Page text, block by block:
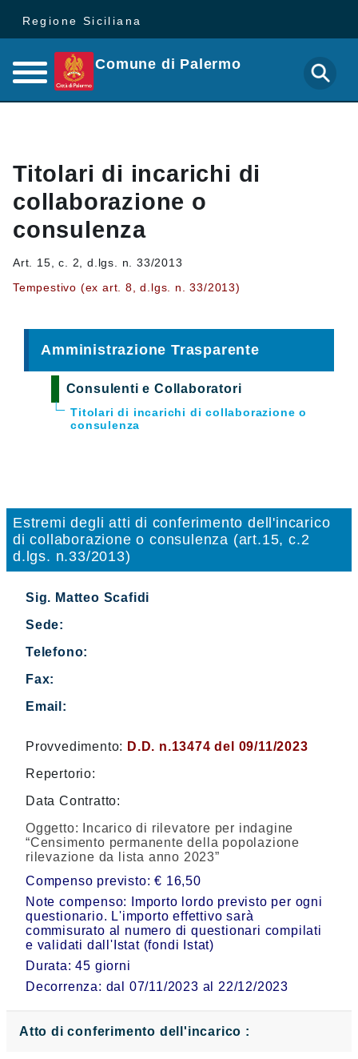
Regione Siciliana
Comune di Palermo
Titolari di incarichi di
collaborazione o
consulenza
Art. 15, c. 2, d.lgs. n. 33/2013
Tempestivo (ex art. 8, d.lgs. n. 33/2013)
Amministrazione Trasparente
Consulenti e Collaboratori
Titolari di incarichi di collaborazione o
consulenza
Estremi degli atti di conferimento dell'incarico
di collaborazione o consulenza (art.15, c.2
d.lgs. n.33/2013)
Sig. Matteo Scafidi
Sede:
Telefono:
Fax:
Email:
Provvedimento: D.D. n.13474 del 09/11/2023
Repertorio:
Data Contratto:
Oggetto:
Incarico di rilevatore per indagine
“Censimento permanente della popolazione
rilevazione da lista anno 2023”
Compenso previsto: € 16,50
Note compenso: Importo lordo previsto per ogni
questionario. L'importo effettivo sarà
commisurato al numero di questionari compilati
e validati dall'Istat (fondi Istat)
Durata: 45 giorni
Decorrenza: dal 07/11/2023 al 22/12/2023
Atto di conferimento dell'incarico :